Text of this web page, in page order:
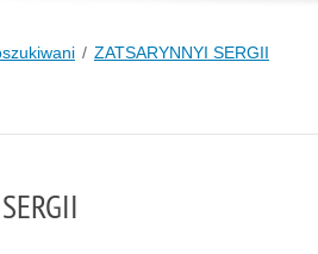
ZATSARYNNYI SERGII